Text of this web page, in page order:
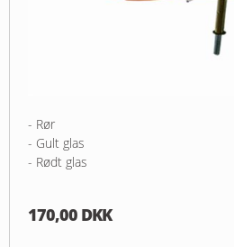
- Rør
- Gult glas
- Rødt glas
170,00 DKK